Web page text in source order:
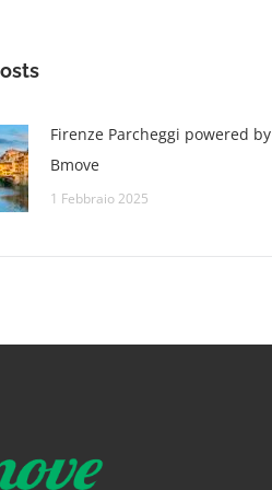
Firenze Parcheggi powered by
Bmove
1 Febbraio 2025